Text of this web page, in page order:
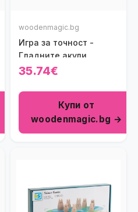
woodenmagic.bg
Игра за точност -
Гладните акули
35.74€
Купи от
woodenmagic.bg →